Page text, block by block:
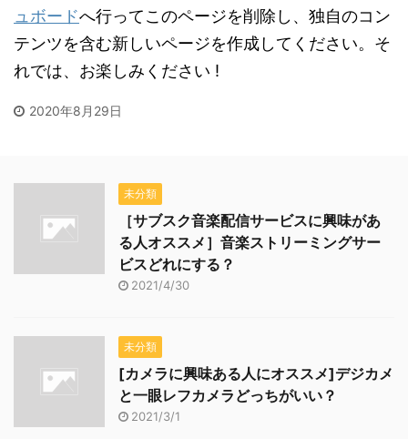
ュボードへ行ってこのページを削除し、独自のコン
テンツを含む新しいページを作成してください。そ
れでは、お楽しみください !
2020年8月29日
未分類
［サブスク音楽配信サービスに興味があ
る人オススメ］音楽ストリーミングサー
ビスどれにする？
2021/4/30
未分類
[カメラに興味ある人にオススメ]デジカメ
と一眼レフカメラどっちがいい？
2021/3/1